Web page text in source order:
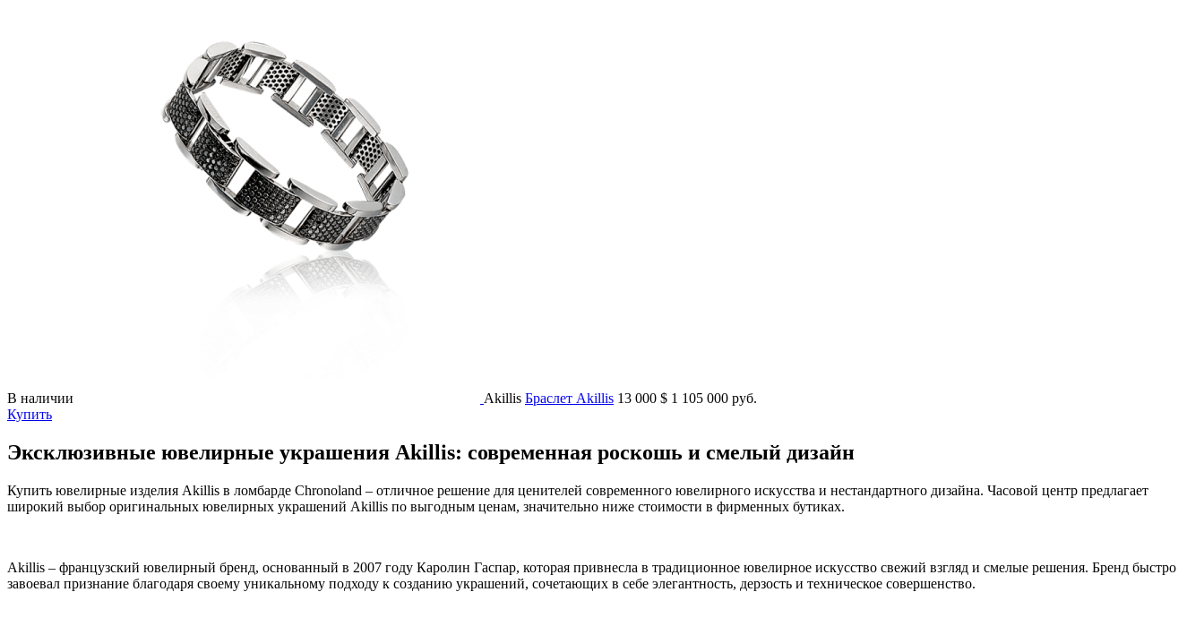
В наличии Akillis Браслет Akillis 13 000 $ 1 105 000 руб.
Купить
Эксклюзивные ювелирные украшения Akillis: современная роскошь и смелый дизайн
Купить ювелирные изделия Akillis в ломбарде Chronoland – отличное решение для ценителей современного ювелирного искусства и нестандартного дизайна. Часовой центр предлагает
широкий выбор оригинальных ювелирных украшений Akillis по выгодным ценам, значительно ниже стоимости в фирменных бутиках.
Akillis – французский ювелирный бренд, основанный в 2007 году Каролин Гаспар, которая привнесла в традиционное ювелирное искусство свежий взгляд и смелые решения. Бренд быстро
завоевал признание благодаря своему уникальному подходу к созданию украшений, сочетающих в себе элегантность, дерзость и техническое совершенство.